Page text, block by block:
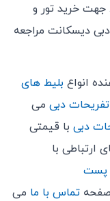
خرید تور و
دیسکانت مراجعه
انواع بلیط های
تفریحات دبی می
دبی با قیمتی
ارتباطی با
پست
تماس با ما می